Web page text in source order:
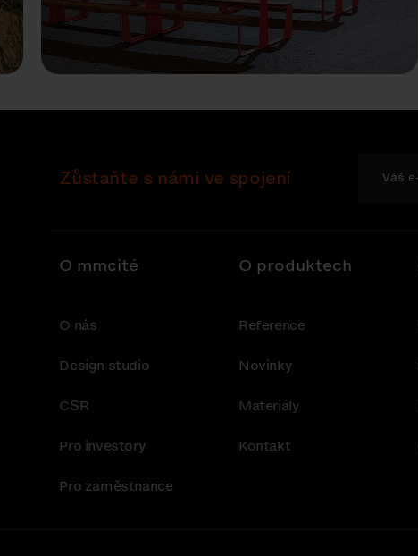
Zůstaňte s námi ve spojení
O mmcité
O nás
Design studio
CSR
Pro investory
Pro zaměstnance
O produktech
Reference
Novinky
Materiály
Kontakt